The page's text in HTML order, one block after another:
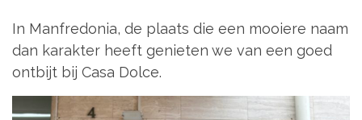
In Manfredonia, de plaats die een mooiere naam
dan karakter heeft genieten we van een goed
ontbijt bij Casa Dolce.